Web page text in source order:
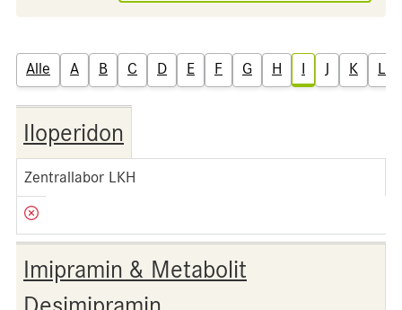
Alle A B C D E F G H I J K L
Iloperidon
Zentrallabor LKH
Imipramin & Metabolit